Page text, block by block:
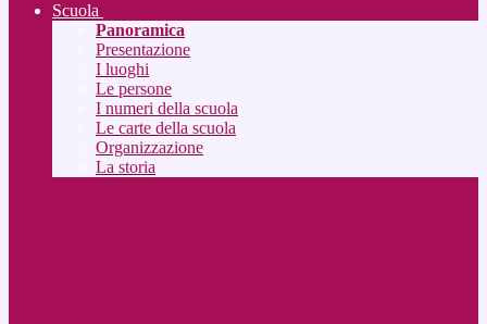
Scuola
Panoramica
Presentazione
I luoghi
Le persone
I numeri della scuola
Le carte della scuola
Organizzazione
La storia